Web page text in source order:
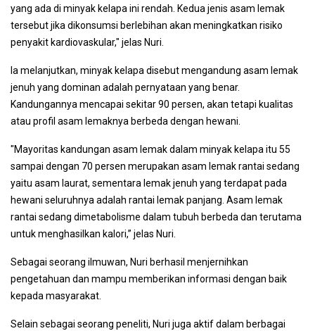
yang ada di minyak kelapa ini rendah. Kedua jenis asam lemak
tersebut jika dikonsumsi berlebihan akan meningkatkan risiko
penyakit kardiovaskular," jelas Nuri.
Ia melanjutkan, minyak kelapa disebut mengandung asam lemak
jenuh yang dominan adalah pernyataan yang benar.
Kandungannya mencapai sekitar 90 persen, akan tetapi kualitas
atau profil asam lemaknya berbeda dengan hewani.
"Mayoritas kandungan asam lemak dalam minyak kelapa itu 55
sampai dengan 70 persen merupakan asam lemak rantai sedang
yaitu asam laurat, sementara lemak jenuh yang terdapat pada
hewani seluruhnya adalah rantai lemak panjang. Asam lemak
rantai sedang dimetabolisme dalam tubuh berbeda dan terutama
untuk menghasilkan kalori,” jelas Nuri.
Sebagai seorang ilmuwan, Nuri berhasil menjernihkan
pengetahuan dan mampu memberikan informasi dengan baik
kepada masyarakat.
Selain sebagai seorang peneliti, Nuri juga aktif dalam berbagai